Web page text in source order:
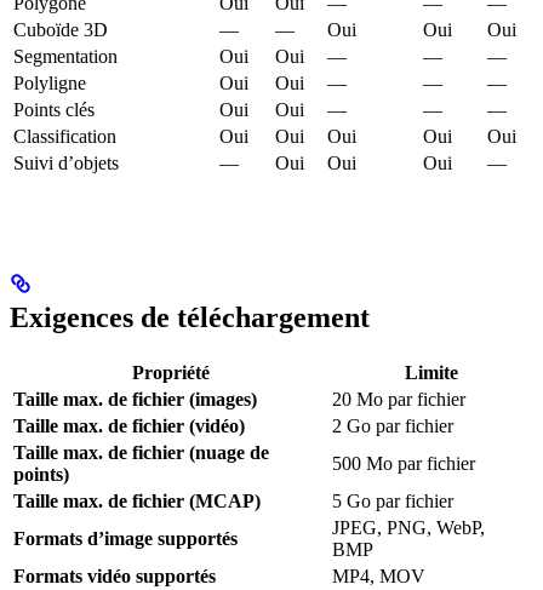
Cuboïde 3D
— — Oui Oui
Oui
Segmentation
Oui Oui — —
—
Polyligne
Oui Oui — —
—
Points clés
Oui Oui — —
—
Classification
Oui Oui Oui Oui
Oui
Suivi d’objets
— Oui Oui Oui —
Exigences de téléchargement
Propriété
Limite
Taille max. de fichier (images)
20 Mo par fichier
Taille max. de fichier (vidéo)
2 Go par fichier
Taille max. de fichier (nuage de
points)
500 Mo par fichier
Taille max. de fichier (MCAP)
5 Go par fichier
Formats d’image supportés
JPEG, PNG, WebP,
BMP
Formats vidéo supportés
MP4, MOV